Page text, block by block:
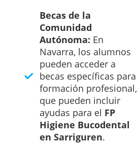
Becas de la
Comunidad
Autónoma: En
Navarra, los alumnos
pueden acceder a
becas específicas para
formación profesional,
que pueden incluir
ayudas para el FP
Higiene Bucodental
en Sarriguren.